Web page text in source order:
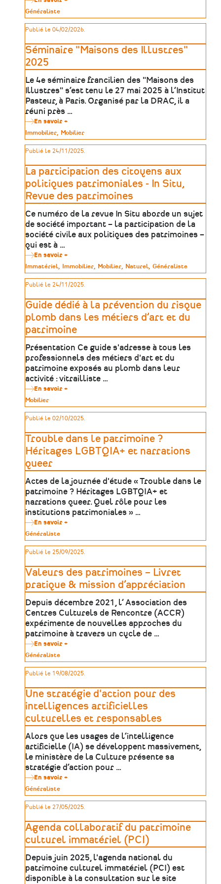
Livre
blanc
la
décentralisation
Type
de
patrimoine
Généraliste
Publié le 04/02/2026.
Séminaire "Maisons des Illustres"
2025
Le 4e séminaire francilien des "Maisons des
Illustres" s’est tenu le 27 mai 2025 à l’Institut
Pasteur, à Paris. Organisé par la DRAC, il a
réuni près …
En savoir +
Séminaire
"Maisons
des
Illustres"
Type
de
patrimoine
Immobilier Mobilier
Publié le 24/11/2025.
La participation des citoyens aux
politiques patrimoniales - In Situ,
Revue des patrimoines
Ce numéro de la revue In Situ aborde un sujet
de société important – la participation de la
société civile aux politiques des patrimoines –
qui est à …
En savoir +
participation
des
citoyens
politiques
patrimoniales
-
In
Situ,
Revue
des
patrimoines
Type
de
patrimoine
Immatériel Immobilier Mobilier Naturel Généraliste
Publié le 24/11/2025.
Guide dédié à la prévention du risque
plomb dans les métiers d’art et du
patrimoine
Présentation Ce guide s'adresse à tous les
professionnels des métiers d'art et du
patrimoine exposés au plomb dans leur
activité : vitrailliste …
En savoir +
à
la
du
risque
plomb
dans
métiers
d’art
et
du
patrimoine
Type
de
patrimoine
Mobilier
Publié le 02/10/2025.
Trouble dans le patrimoine ?
Héritages LGBTQIA+ et narrations
queer
Actes de la journée d'étude « Trouble dans le
patrimoine ? Héritages LGBTQIA+ et
narrations queer. Quel rôle pour les
institutions patrimoniales » …
En savoir +
le
patrimoine
Héritages
LGBTQIA+
et
narrations
Type
de
patrimoine
Généraliste
Publié le 25/09/2025.
Valeurs des patrimoines – Livret
pratique & mission d’appréciation
Depuis décembre 2021, l’ Association des
Centres Culturels de Rencontre (ACCR)
expérimente de nouvelles approches du
patrimoine à travers un cycle de …
En savoir +
patrimoines
–
pratique
&
mission
d’appréciation
Type
de
patrimoine
Généraliste
Publié le 19/08/2025.
Une stratégie d'action pour des
intelligences artificielles
culturelles et responsables
Alors que les usages de l’intelligence
artificielle (IA) se développent massivement,
le ministère de la Culture présente sa
stratégie d’action pour …
En savoir +
d'action
pour
intelligences
artificielles
culturelles
et
Type
de
patrimoine
Généraliste
Publié le 27/05/2025.
Agenda collaboratif du patrimoine
culturel immatériel (PCI)
Depuis juin 2025, l'agenda national du
patrimoine culturel immatériel (PCI) est
disponible à la consultation sur le site